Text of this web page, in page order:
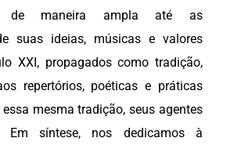
de maneira ampla até as
suas ideias, músicas e valores
XXI, propagados como tradição,
repertórios, poéticas e práticas
mesma tradição, seus agentes
Em síntese, nos dedicamos à